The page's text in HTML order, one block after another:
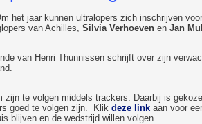
het jaar kunnen ultralopers zich inschrijven
van Achilles, Silvia Verhoevenen Jan
van Henri Thunnissen schrijft over zijn
zijn te volgen middels trackers. Daarbij is
goed te volgen zijn. Klik deze linkaan voor
blijven en de wedstrijd willen volgen.